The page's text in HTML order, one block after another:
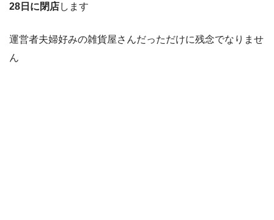
28日に閉店します
運営者夫婦好みの雑貨屋さんだっただけに残念でなりませ
ん